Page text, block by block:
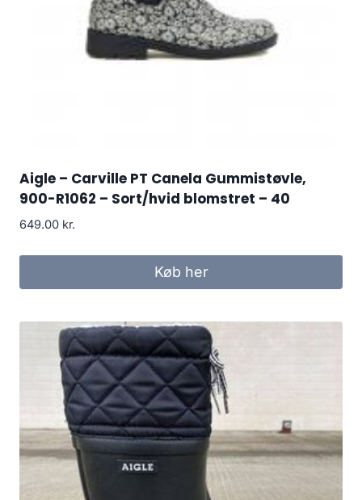
Aigle – Carville PT Canela Gummistøvle,
900-R1062 – Sort/hvid blomstret – 40
649.00 kr.
Køb her